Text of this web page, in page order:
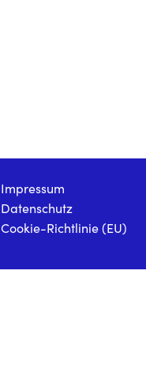
Impressum
Datenschutz
Cookie-Richtlinie (EU)